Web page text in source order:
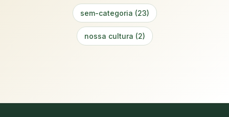
sem-categoria (23)
nossa cultura (2)